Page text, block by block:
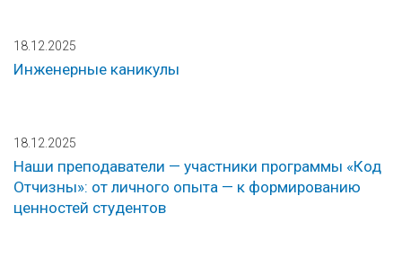
18.12.2025
Инженерные каникулы
18.12.2025
Наши преподаватели — участники программы «Код
Отчизны»: от личного опыта — к формированию
ценностей студентов